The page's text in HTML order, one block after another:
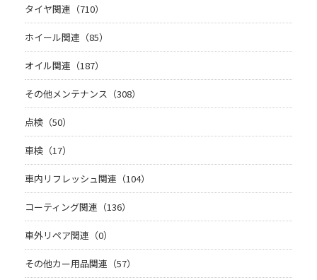
タイヤ関連（710）
ホイール関連（85）
オイル関連（187）
その他メンテナンス（308）
点検（50）
車検（17）
車内リフレッシュ関連（104）
コーティング関連（136）
車外リペア関連（0）
その他カー用品関連（57）